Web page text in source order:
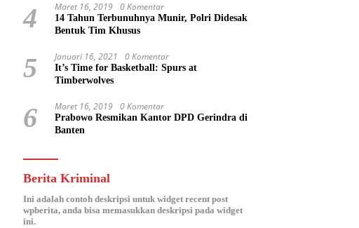
4 Maret 16, 2019 0 Komentar
14 Tahun Terbunuhnya Munir, Polri Didesak
Bentuk Tim Khusus
5 Januari 16, 2021 0 Komentar
It’s Time for Basketball: Spurs at
Timberwolves
6 Maret 16, 2019 0 Komentar
Prabowo Resmikan Kantor DPD Gerindra di
Banten
Berita Kriminal
Ini adalah contoh deskripsi untuk widget recent post
wpberita, anda bisa memasukkan deskripsi pada widget
ini.